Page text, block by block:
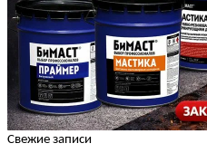
Свежие записи